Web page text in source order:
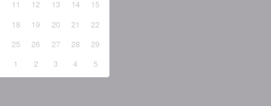
11 12 13 14
15
18 19 20 21
22
25 26 27 28
29
1 2 3 4 5